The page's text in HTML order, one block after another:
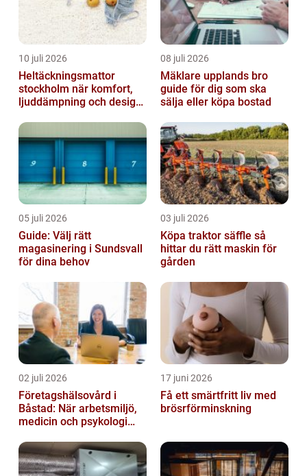
10 juli 2026
Heltäckningsmattor
stockholm när komfort,
ljuddämpning och design
08 juli 2026
Mäklare upplands bro
guide för dig som ska
sälja eller köpa bostad
05 juli 2026
Guide: Välj rätt
magasinering i Sundsvall
för dina behov
03 juli 2026
Köpa traktor säffle så
hittar du rätt maskin för
gården
02 juli 2026
Företagshälsovård i
Båstad: När arbetsmiljö,
medicin och psykologi
17 juni 2026
Få ett smärtfritt liv med
brösrförminskning